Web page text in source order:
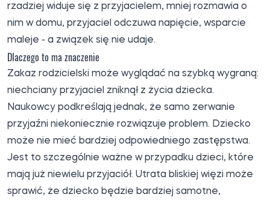
rzadziej widuje się z przyjacielem, mniej rozmawia o
nim w domu, przyjaciel odczuwa napięcie, wsparcie
maleje - a związek się nie udaje.
Dlaczego to ma znaczenie
Zakaz rodzicielski może wyglądać na szybką wygraną:
niechciany przyjaciel zniknął z życia dziecka.
Naukowcy podkreślają jednak, że samo zerwanie
przyjaźni niekoniecznie rozwiązuje problem. Dziecko
może nie mieć bardziej odpowiedniego zastępstwa.
Jest to szczególnie ważne w przypadku dzieci, które
mają już niewielu przyjaciół. Utrata bliskiej więzi może
sprawić, że dziecko będzie bardziej samotne,